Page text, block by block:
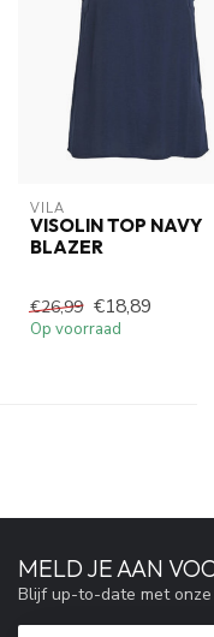
VILA
VISOLIN TOP NAVY
BLAZER
€26,99 €18,89
Op voorraad
MELD JE AAN
Blijf up-to-date met